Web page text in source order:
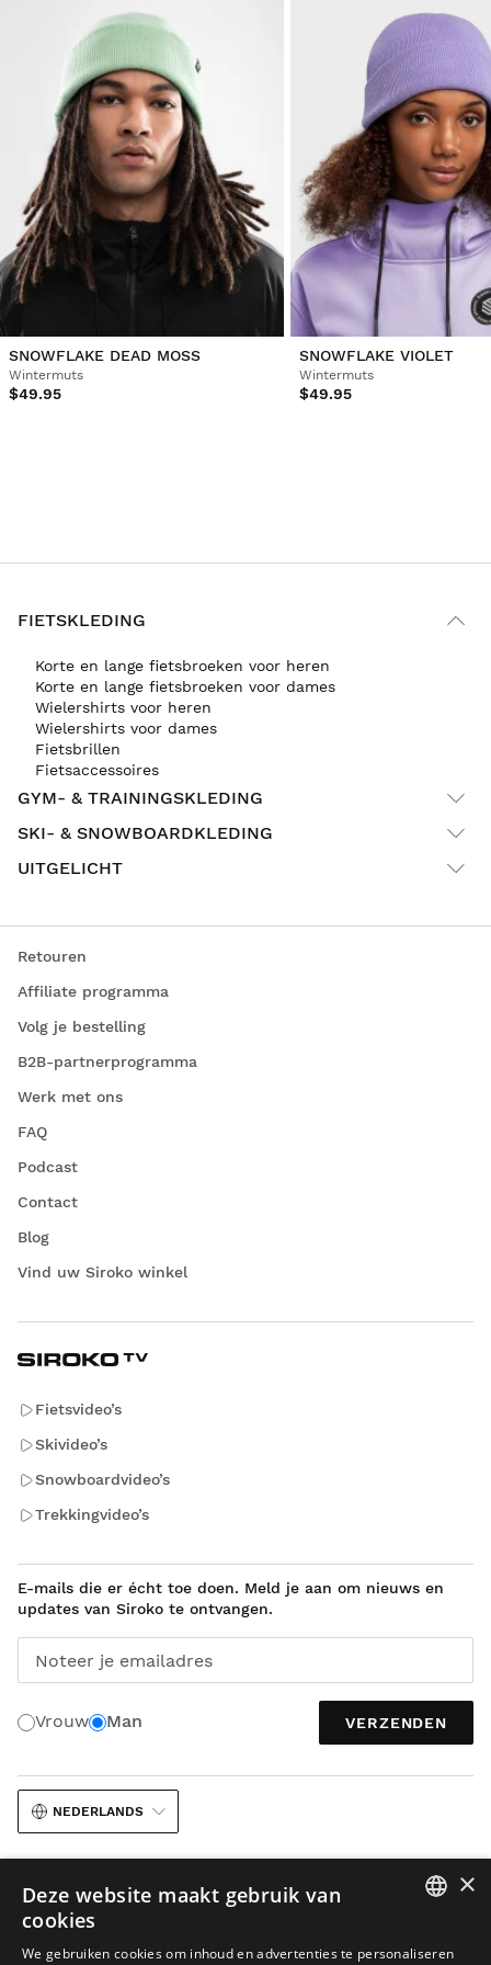
Vond je dit een nuttige review? 3 jaar geleden
Geverifieerde klant
Dana Kotrbová
Langer, past prachtig.
Vond je dit een nuttige review? Ja Melden Deel 3 jaar geleden
6 ... 15
SNOWFLAKE DEAD MOSS
Wintermuts
$49.95
SNOWFLAKE VIOLET
Wintermuts
$49.95
FIETSKLEDING
Korte en lange fietsbroeken voor heren
Korte en lange fietsbroeken voor dames
Wielershirts voor heren
Wielershirts voor dames
Fietsbrillen
Fietsaccessoires
GYM- & TRAININGSKLEDING
SKI- & SNOWBOARDKLEDING
UITGELICHT
Retouren
Affiliate programma
Volg je bestelling
B2B-partnerprogramma
Werk met ons
FAQ
Podcast
Contact
Blog
Vind uw Siroko winkel
Fietsvideo’s
Skivideo’s
Snowboardvideo’s
Trekkingvideo’s
E-mails die er écht toe doen. Meld je aan om nieuws en
updates van Siroko te ontvangen.
Noteer je emailadres
Vrouw Man VERZENDEN
NEDERLANDS
×
Deze website maakt gebruik van
cookies
We gebruiken cookies om inhoud en advertenties te personaliseren